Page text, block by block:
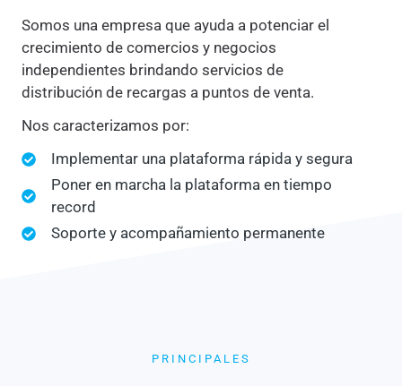
Somos una empresa que ayuda a potenciar el
crecimiento de comercios y negocios
independientes brindando servicios de
distribución de recargas a puntos de venta.
Nos caracterizamos por:
Implementar una plataforma rápida y segura
Poner en marcha la plataforma en tiempo
record
Soporte y acompañamiento permanente
PRINCIPALES